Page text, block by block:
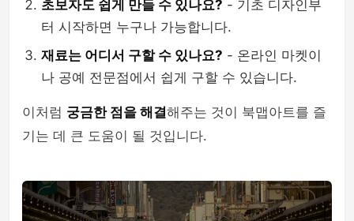
초보자도 쉽게 만들 수 있나요? - 기초 디자인부
터 시작하면 누구나 가능합니다.
재료는 어디서 구할 수 있나요? - 온라인 마켓이
나 공예 전문점에서 쉽게 구할 수 있습니다.
이처럼 궁금한 점을 해결해주는 것이 북맵아트를 즐
기는 데 큰 도움이 될 것입니다.